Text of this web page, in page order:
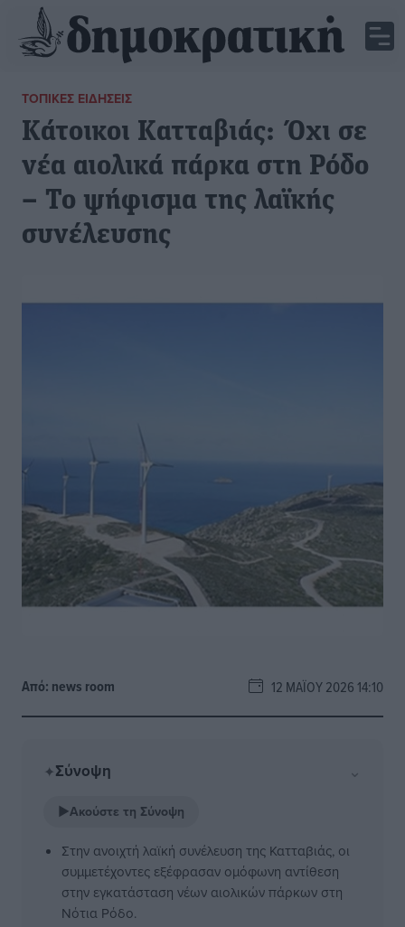
ΤΟΠΙΚΈΣ ΕΙΔΉΣΕΙΣ
Κάτοικοι Κατταβιάς: Όχι σε
νέα αιολικά πάρκα στη Ρόδο
– Το ψήφισμα της λαϊκής
συνέλευσης
Από: news room 12 ΜΑΪ́ΟΥ 2026 14:10
✦Σύνοψη ⌄
▶Ακούστε τη Σύνοψη
Στην ανοιχτή λαϊκή συνέλευση της Κατταβιάς, οι
συμμετέχοντες εξέφρασαν ομόφωνη αντίθεση
στην εγκατάσταση νέων αιολικών πάρκων στη
Νότια Ρόδο.